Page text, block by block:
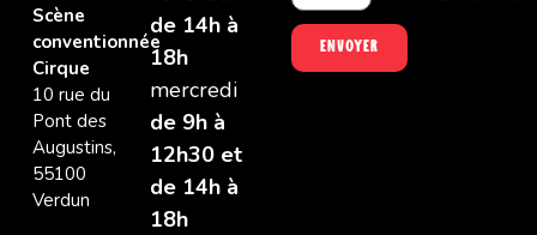
Scène
conventionnée
Cirque
10 rue du
Pont des
Augustins,
55100
Verdun
de 14h à
18h
mercredi
de 9h à
12h30 et
de 14h à
18h
Envoyer